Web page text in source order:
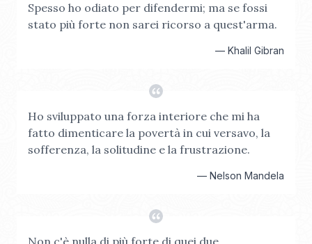
Spesso ho odiato per difendermi; ma se fossi
stato più forte non sarei ricorso a quest'arma.
— Khalil Gibran
Ho sviluppato una forza interiore che mi ha
fatto dimenticare la povertà in cui versavo, la
sofferenza, la solitudine e la frustrazione.
— Nelson Mandela
Non c'è nulla di più forte di quei due